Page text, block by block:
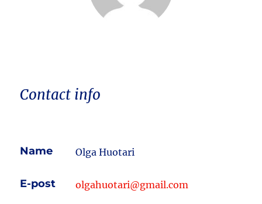
Contact info
Name Olga Huotari
E-post olgahuotari@gmail.com